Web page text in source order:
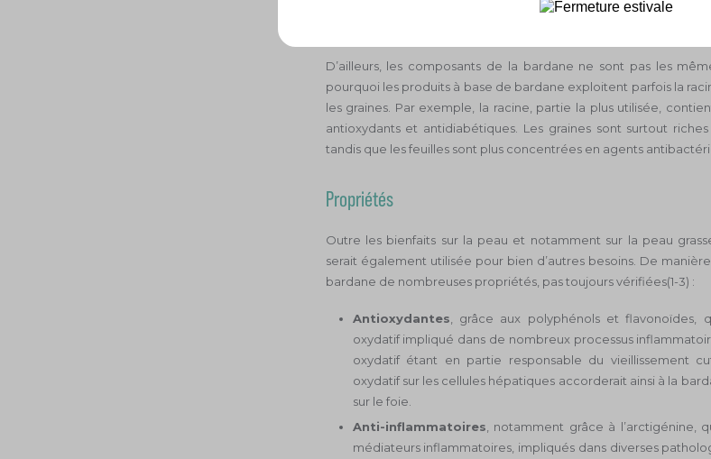
phénoliques et tanins, des composés polyinsaturés, des huiles
D’ailleurs, les composants de la bardane ne sont pas les
pourquoi les produits à base de bardane exploitent parfois la
les graines. Par exemple, la racine, partie la plus utilisée,
antioxydants et antidiabétiques. Les graines sont surtout
tandis que les feuilles sont plus concentrées en agents
Propriétés
Outre les bienfaits sur la peau et notamment sur la peau
serait également utilisée pour bien d’autres besoins. De
bardane de nombreuses propriétés, pas toujours vérifiées(1-3) :
Antioxydantes , grâce aux polyphénols et flavonoïdes,
oxydatif impliqué dans de nombreux processus
oxydatif étant en partie responsable du vieillissement
oxydatif sur les cellules hépatiques accorderait ainsi à la
sur le foie.
Anti-inflammatoires , notamment grâce à l’arctigénine,
médiateurs inflammatoires, impliqués dans diverses